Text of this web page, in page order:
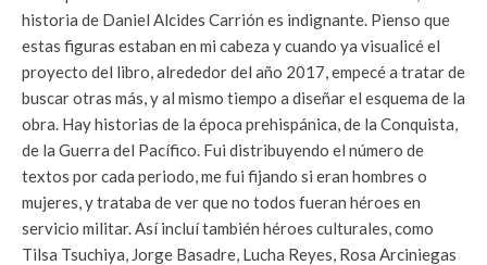
historia de Daniel Alcides Carrión es indignante. Pienso que
estas figuras estaban en mi cabeza y cuando ya visualicé el
proyecto del libro, alrededor del año 2017, empecé a tratar de
buscar otras más, y al mismo tiempo a diseñar el esquema de la
obra. Hay historias de la época prehispánica, de la Conquista,
de la Guerra del Pacífico. Fui distribuyendo el número de
textos por cada periodo, me fui fijando si eran hombres o
mujeres, y trataba de ver que no todos fueran héroes en
servicio militar. Así incluí también héroes culturales, como
Tilsa Tsuchiya, Jorge Basadre, Lucha Reyes, Rosa Arciniegas